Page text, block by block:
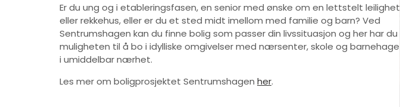
Er du ung og i etableringsfasen, en senior med ønske om en lettstelt leilighet
eller rekkehus, eller er du et sted midt imellom med familie og barn? Ved
Sentrumshagen kan du finne bolig som passer din livssituasjon og her har du
muligheten til å bo i idylliske omgivelser med nærsenter, skole og barnehage
i umiddelbar nærhet.
Les mer om boligprosjektet Sentrumshagen her.